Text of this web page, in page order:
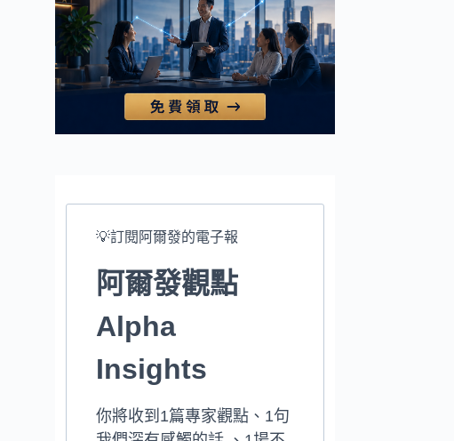
💡訂閱阿爾發的電子報
阿爾發觀點
Alpha
Insights
你將收到1篇專家觀點、1句